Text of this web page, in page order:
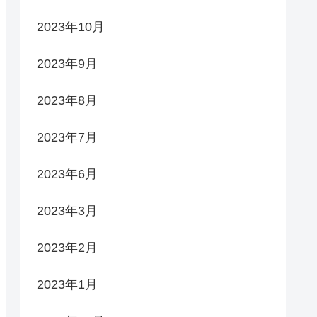
2023年10月
2023年9月
2023年8月
2023年7月
2023年6月
2023年3月
2023年2月
2023年1月